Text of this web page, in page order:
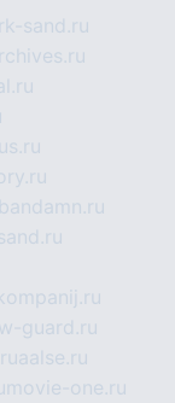
sand.ru
bandamn.ru
guard.ru
aalse.ru
movie-one.ru